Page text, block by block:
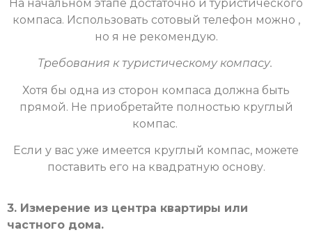
На начальном этапе достаточно и туристического
компаса. Использовать сотовый телефон можно ,
но я не рекомендую.
Требования к туристическому компасу.
Хотя бы одна из сторон компаса должна быть
прямой. Не приобретайте полностью круглый
компас.
Если у вас уже имеется круглый компас, можете
поставить его на квадратную основу.
3. Измерение из центра квартиры или
частного дома.